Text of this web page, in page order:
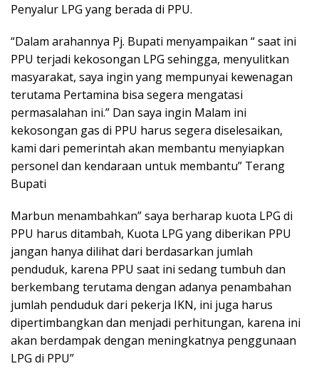
Penyalur LPG yang berada di PPU.
“Dalam arahannya Pj. Bupati menyampaikan “ saat ini
PPU terjadi kekosongan LPG sehingga, menyulitkan
masyarakat, saya ingin yang mempunyai kewenagan
terutama Pertamina bisa segera mengatasi
permasalahan ini.” Dan saya ingin Malam ini
kekosongan gas di PPU harus segera diselesaikan,
kami dari pemerintah akan membantu menyiapkan
personel dan kendaraan untuk membantu” Terang
Bupati
Marbun menambahkan” saya berharap kuota LPG di
PPU harus ditambah, Kuota LPG yang diberikan PPU
jangan hanya dilihat dari berdasarkan jumlah
penduduk, karena PPU saat ini sedang tumbuh dan
berkembang terutama dengan adanya penambahan
jumlah penduduk dari pekerja IKN, ini juga harus
dipertimbangkan dan menjadi perhitungan, karena ini
akan berdampak dengan meningkatnya penggunaan
LPG di PPU”